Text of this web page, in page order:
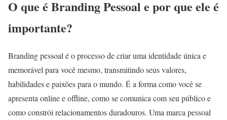
O que é Branding Pessoal e por que ele é
importante?
Branding pessoal é o processo de criar uma identidade única e
memorável para você mesmo, transmitindo seus valores,
habilidades e paixões para o mundo. É a forma como você se
apresenta online e offline, como se comunica com seu público e
como constrói relacionamentos duradouros. Uma marca pessoal